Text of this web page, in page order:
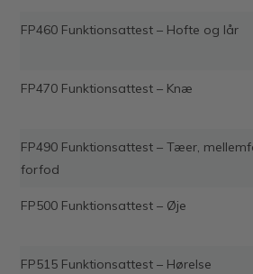
FP460 Funktionsattest – Hofte og lår
FP470 Funktionsattest – Knæ
FP490 Funktionsattest – Tæer,
forfod
FP500 Funktionsattest – Øje
FP515 Funktionsattest – Hørelse